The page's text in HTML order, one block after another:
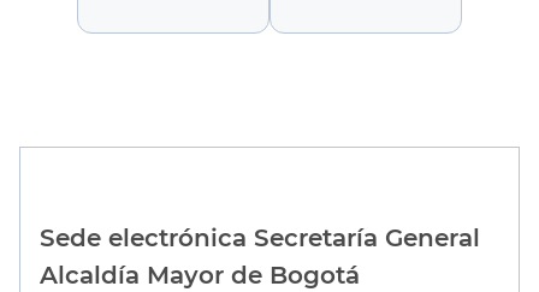
Sede electrónica Secretaría General
Alcaldía Mayor de Bogotá